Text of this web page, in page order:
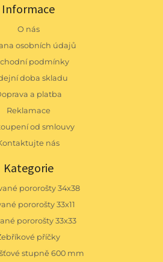
Informace
O nás
osobních údajů
podmínky
doba skladu
a platba
Reklamace
od smlouvy
nás
Kategorie
pororošty 34x38
pororošty 33x11
pororošty 33x33
příčky
stupně 600 mm